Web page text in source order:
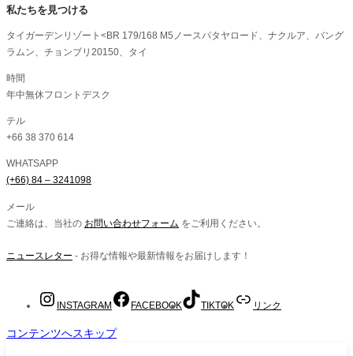
私たちを見つける
タイガーデンリゾート<BR 179/168 M5ノースパタヤロード、ナクルア、バング
ラムン、チョンブリ20150、タイ
時間
年中無休フロントデスク
テル
+66 38 370 614
WHATSAPP
(+66) 84 – 3241098
メール
ご連絡は、当社の お問い合わせフォーム をご利用ください。
ニュースレター - お得な情報や最新情報をお届けします！
INSTAGRAM FACEBOOK TIKTOK リンク
コンテンツへスキップ